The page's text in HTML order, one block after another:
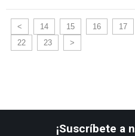
< 14 15 16 17
22
23 >
¡Suscríbete a